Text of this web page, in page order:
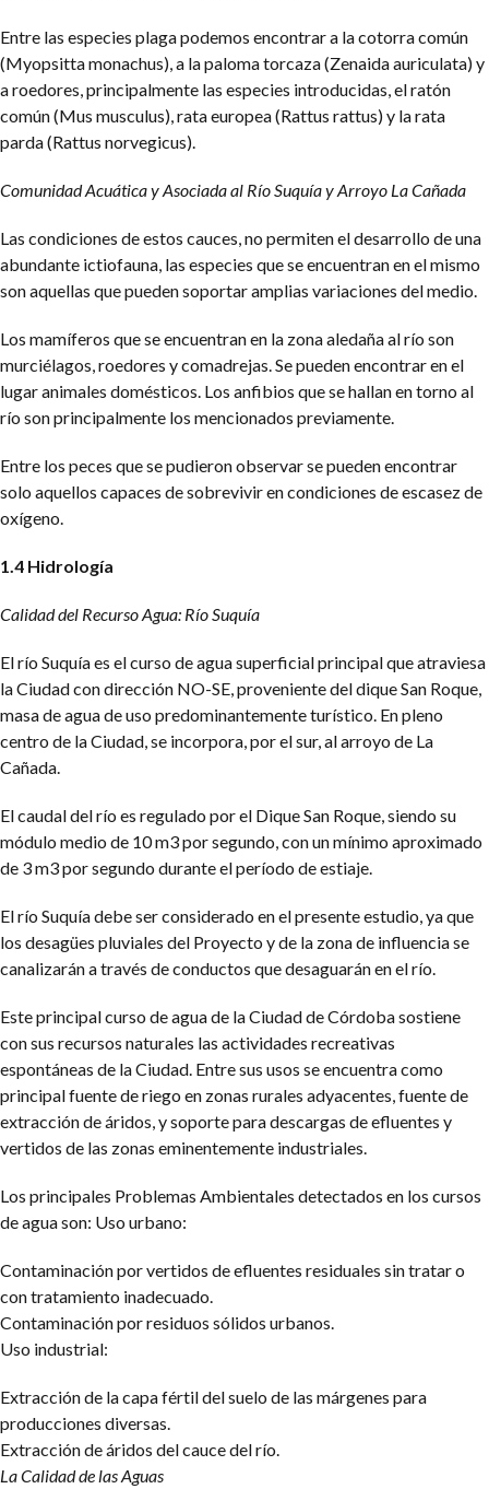
Entre las especies plaga podemos encontrar a la cotorra común
(Myopsitta monachus), a la paloma torcaza (Zenaida auriculata) y
a roedores, principalmente las especies introducidas, el ratón
común (Mus musculus), rata europea (Rattus rattus) y la rata
parda (Rattus norvegicus).
Comunidad Acuática y Asociada al Río Suquía y Arroyo La Cañada
Las condiciones de estos cauces, no permiten el desarrollo de una
abundante ictiofauna, las especies que se encuentran en el mismo
son aquellas que pueden soportar amplias variaciones del medio.
Los mamíferos que se encuentran en la zona aledaña al río son
murciélagos, roedores y comadrejas. Se pueden encontrar en el
lugar animales domésticos. Los anfibios que se hallan en torno al
río son principalmente los mencionados previamente.
Entre los peces que se pudieron observar se pueden encontrar
solo aquellos capaces de sobrevivir en condiciones de escasez de
oxígeno.
1.4 Hidrología
Calidad del Recurso Agua: Río Suquía
El río Suquía es el curso de agua superficial principal que atraviesa
la Ciudad con dirección NO-SE, proveniente del dique San Roque,
masa de agua de uso predominantemente turístico. En pleno
centro de la Ciudad, se incorpora, por el sur, alarroyo de La
Cañada.
El caudal del río es regulado por el Dique San Roque, siendo su
módulo medio de 10 m3 por segundo, con un mínimo aproximado
de 3 m3 por segundo durante el período de estiaje.
El río Suquía debe ser considerado en el presente estudio, ya que
los desagües pluviales del Proyecto y de la zona de influencia se
canalizarán a través de conductos que desaguarán en el río.
Este principal curso de agua de la Ciudad de Córdoba sostiene
con sus recursos naturales las actividades recreativas
espontáneas de la Ciudad. Entre sus usos se encuentra como
principal fuente de riego en zonas rurales adyacentes, fuente de
extracción de áridos, y soporte para descargas de efluentes y
vertidos de las zonas eminentemente industriales.
Los principales Problemas Ambientales detectados en los cursos
de agua son: Uso urbano:
Contaminación por vertidos de efluentes residuales sin tratar o
con tratamiento inadecuado.
Contaminación por residuos sólidos urbanos.
Uso industrial:
Extracción de la capa fértil del suelo de las márgenes para
producciones diversas.
Extracción de áridos del cauce del río.
La Calidad de las Aguas